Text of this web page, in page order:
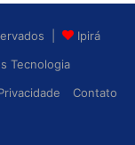
|
Ipirá
Tecnologia
Contato